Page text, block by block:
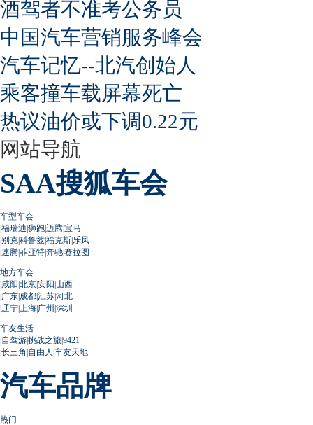
酒驾者不准考公务员
中国汽车营销服务峰会
汽车记忆--北汽创始人
乘客撞车载屏幕死亡
热议油价或下调0.22元
网站导航
SAA搜狐车会
车型车会
|福瑞迪|狮跑|迈腾|宝马
|别克|科鲁兹|福克斯|乐风
|速腾|菲亚特|奔驰|赛拉图
地方车会
|咸阳|北京|安阳|山西
|广东|成都|江苏|河北
|辽宁| 上海|广州 |深圳
车友生活
|自驾游|挑战之旅|9421
|长三角 |自由人 |车友天地
汽车品牌
热门